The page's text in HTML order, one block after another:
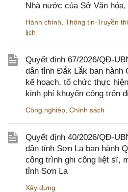
Nhà nước của Sở Văn
Hành chính Thông tin-Truyền
lịch
Quyết định 67/2026/QĐ-
dân tỉnh Đắk Lắk ban hành
kế hoạch, tổ chức thực
kinh phí khuyến công trên
Công nghiệp Chính sách
Quyết định 40/2026/QĐ-
dân tỉnh Sơn La ban hành
công trình ghi công liệt sĩ,
tỉnh Sơn La
Xây dựng